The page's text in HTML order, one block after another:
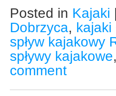
Posted in Kajaki |
Dobrzyca, kajaki
spływ kajakowy
spływy kajakowe,
comment